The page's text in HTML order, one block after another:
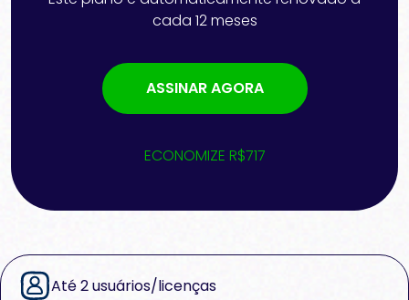
cada 12 meses
ASSINAR AGORA
ECONOMIZE R$717
Até 2 usuários/licenças